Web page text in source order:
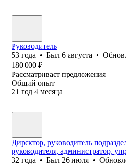
Руководитель
53 года • Был 6 августа •
180 000 ₽
Рассматривает предложения
Общий опыт
21 год 4 месяца
Директор, руководитель
руководителя, администратор,
32 года • Был 26 июля •